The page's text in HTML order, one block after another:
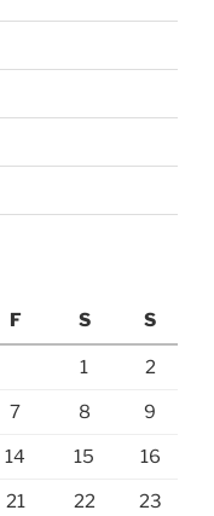
F S S
1 2
7 8 9
14 15 16
21 22 23